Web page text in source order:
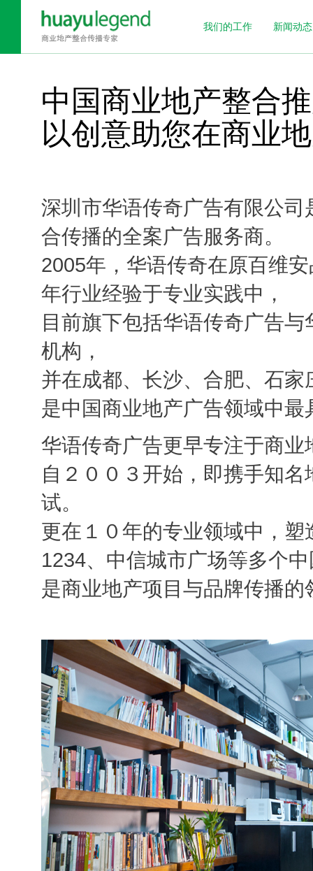
我们的工作 新闻动态
中国商业地产整合
以创意助您在商业
深圳市华语传奇广告有限公
合传播的全案广告服务商。
2005年，华语传奇在原百维
年行业经验于专业实践中，
目前旗下包括华语传奇广告
机构，
并在成都、长沙、合肥、石
是中国商业地产广告领域中
华语传奇广告更早专注于商
自２００３开始，即携手知
试。
更在１０年的专业领域中，
1234、中信城市广场等多个
是商业地产项目与品牌传播的